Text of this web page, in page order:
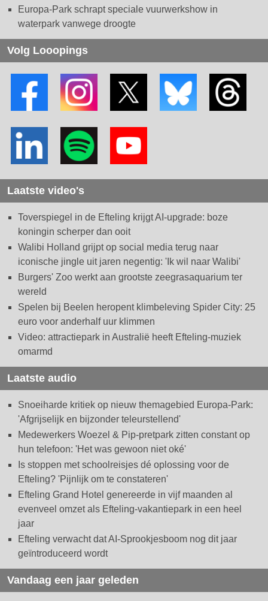
Europa-Park schrapt speciale vuurwerkshow in
waterpark vanwege droogte
Volg Looopings
Laatste video's
Toverspiegel in de Efteling krijgt AI-upgrade: boze
koningin scherper dan ooit
Walibi Holland grijpt op social media terug naar
iconische jingle uit jaren negentig: 'Ik wil naar Walibi'
Burgers' Zoo werkt aan grootste zeegrasaquarium ter
wereld
Spelen bij Beelen heropent klimbeleving Spider City: 25
euro voor anderhalf uur klimmen
Video: attractiepark in Australië heeft Efteling-muziek
omarmd
Laatste audio
Snoeiharde kritiek op nieuw themagebied Europa-Park:
'Afgrijselijk en bijzonder teleurstellend'
Medewerkers Woezel & Pip-pretpark zitten constant op
hun telefoon: 'Het was gewoon niet oké'
Is stoppen met schoolreisjes dé oplossing voor de
Efteling? 'Pijnlijk om te constateren'
Efteling Grand Hotel genereerde in vijf maanden al
evenveel omzet als Efteling-vakantiepark in een heel
jaar
Efteling verwacht dat AI-Sprookjesboom nog dit jaar
geïntroduceerd wordt
Vandaag een jaar geleden